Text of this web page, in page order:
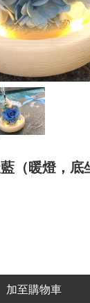
（暖燈，底
加至購物車